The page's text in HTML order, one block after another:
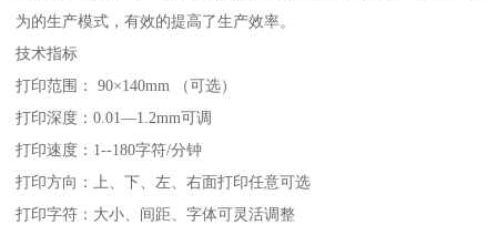
为的生产模式，有效的提高了生产效率。
技术指标
打印范围： 90×140mm （可选）
打印深度：0.01—1.2mm可调
打印速度：1--180字符/分钟
打印方向：上、下、左、右面打印任意可选
打印字符：大小、间距、字体可灵活调整